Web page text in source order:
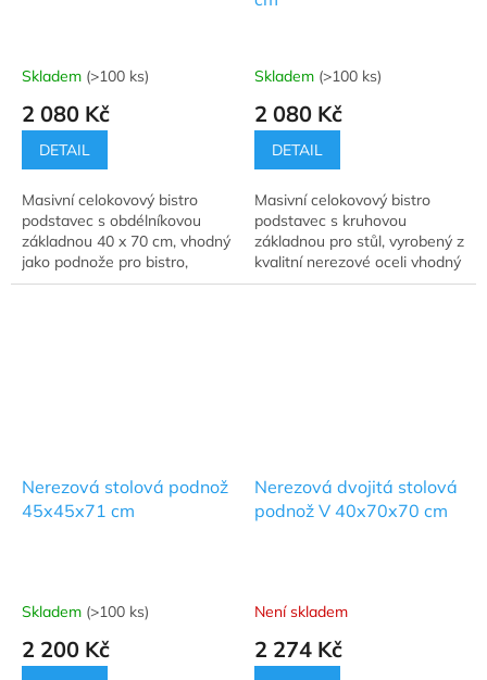
Skladem (>100 ks)
2 080 Kč
DETAIL
Masivní celokovový bistro
podstavec s obdélníkovou
základnou 40 x 70 cm, vhodný
jako podnože pro bistro,
restaurační stolky a jídelní
Skladem (>100 ks)
2 080 Kč
DETAIL
Masivní celokovový bistro
podstavec s kruhovou
základnou pro stůl, vyrobený z
kvalitní nerezové oceli vhodný
jako podnože pro bistro,
Nerezová stolová podnož
45x45x71 cm
Skladem (>100 ks)
2 200 Kč
Nerezová dvojitá stolová
podnož V 40x70x70 cm
Není skladem
2 274 Kč